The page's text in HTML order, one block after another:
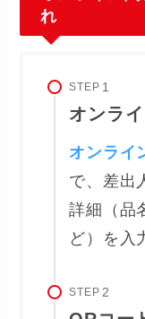
れ
STEP
オンラ
オンライ
で、差出
詳細（品
ど）を入
STEP